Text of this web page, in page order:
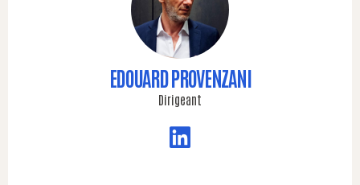
EDOUARD PROVENZANI
Dirigeant